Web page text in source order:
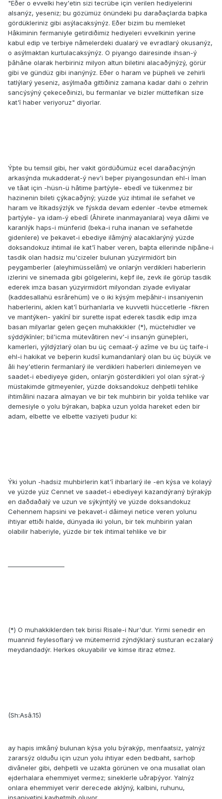
"Eðer o evvelki hey'etin sizi tecrübe için verilen hediyelerini
alsanýz, yeseniz; bu gözümüz önündeki þu daraðaçlarda baþka
gördükleriniz gibi asýlacaksýnýz. Eðer bizim bu memleket
Hâkiminin fermaniyle getirdiðimiz hediyeleri evvelkinin yerine
kabul edip ve terbiye nâmelerdeki dualarý ve evradlarý okusanýz,
o asýlmaktan kurtulacaksýnýz. O piyango dairesinde ihsan-ý
þâhâne olarak herbiriniz milyon altun biletini alacaðýnýzý, görür
gibi ve gündüz gibi inanýnýz. Eðer o haram ve þüpheli ve zehirli
tatlýlarý yeseniz, asýlmaða gittiðiniz zamana kadar dahi o zehrin
sancýsýný çekeceðinizi, bu fermanlar ve bizler müttefikan size
kat'î haber veriyoruz" diyorlar.
Ýþte bu temsil gibi, her vakit gördüðümüz ecel daraðacýnýn
arkasýnda mukadderat-ý nev'i beþer piyangosundan ehl-i îman
ve tâat için -hüsn-ü hâtime þartýyle- ebedî ve tükenmez bir
hazinenin bileti çýkacaðýný; yüzde yüz ihtimal ile sefahet ve
haram ve îtikadsýzlýk ve fýskda devam edenler -tevbe etmemek
þartýyle- ya idam-ý ebedî (Âhirete inanmayanlara) veya dâimi ve
karanlýk haps-i münferid (beka-i ruha inanan ve sefahetde
gidenlere) ve þekavet-i ebediye ilâmýný alacaklarýný yüzde
doksandokuz ihtimal ile kat'î haber veren, baþta ellerinde niþâne-i
tasdik olan hadsiz mu'cizeler bulunan yüzyirmidört bin
peygamberler (aleyhimüsselâm) ve onlarýn verdikleri haberlerin
izlerini ve sinemada gibi gölgelerini, keþf ile, zevk ile görüp tasdik
ederek imza basan yüzyirmidört milyondan ziyade evliyalar
(kaddesallahü esrârehüm) ve o iki kýsým meþâhir-i insaniyenin
haberlerini, aklen kat'î bürhanlarla ve kuvvetli hüccetlerle -fikren
ve mantýken- yakînî bir surette ispat ederek tasdik edip imza
basan milyarlar gelen geçen muhakkikler (*), müctehidler ve
sýddýkînler; bil'icma mütevâtiren nev'-i insanýn güneþleri,
kamerleri, yýldýzlarý olan bu üç cemaat-ý azîme ve bu üç taife-i
ehl-i hakikat ve beþerin kudsî kumandanlarý olan bu üç büyük ve
âli hey'etlerin fermanlarý ile verdikleri haberleri dinlemeyen ve
saadet-i ebediyeye giden, onlarýn gösterdikleri yol olan sýrat-ý
müstakimde gitmeyenler, yüzde doksandokuz dehþetli tehlike
ihtimâlini nazara almayan ve bir tek muhbirin bir yolda tehlike var
demesiyle o yolu býrakan, baþka uzun yolda hareket eden bir
adam, elbette ve elbette vaziyeti þudur ki:
Ýki yolun -hadsiz muhbirlerin kat'î ihbarlarý ile -en kýsa ve kolayý
ve yüzde yüz Cennet ve saadet-i ebediyeyi kazandýraný býrakýp
en daðdaðalý ve uzun ve sýkýntýlý ve yüzde doksandokuz
Cehennem hapsini ve þekavet-i dâimeyi netice veren yolunu
ihtiyar ettiði halde, dünyada iki yolun, bir tek muhbirin yalan
olabilir haberiyle, yüzde bir tek ihtimal tehlike ve bir
(*) O muhakkiklerden tek birisi Risale-i Nur'dur. Yirmi senedir en
muannid feylesoflarý ve mütemerrid zýndýklarý susturan eczalarý
meydandadýr. Herkes okuyabilir ve kimse itiraz etmez.
(Sh:Asâ.15)
ay hapis imkâný bulunan kýsa yolu býrakýp, menfaatsiz, yalnýz
zararsýz olduðu için uzun yolu ihtiyar eden bedbaht, sarhoþ
divâneler gibi, dehþetli ve uzakta görünen ve ona musallat olan
ejderhalara ehemmiyet vermez; sineklerle uðraþýyor. Yalnýz
onlara ehemmiyet verir derecede aklýný, kalbini, ruhunu,